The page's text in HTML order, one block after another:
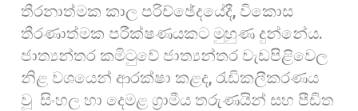
තීරනාත්මක කාල පරිච්ඡේදයේදී, විකොස
තීරණාත්මක පරීක්ෂණයකට මුහුණ දුන්නේය.
ජාත්‍යන්තර කමිටුවේ ජාත්‍යන්තර වැඩපිළිවෙල
නිළ වශයෙන් ආරක්ෂා කළද, රැඩිකලීකරණය
වූ සිංහල හා දෙමළ ග්‍රාමීය තරුණයින් සහ පීඩිත